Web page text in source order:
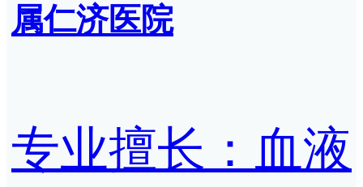
属仁济医院
专业擅长：血液